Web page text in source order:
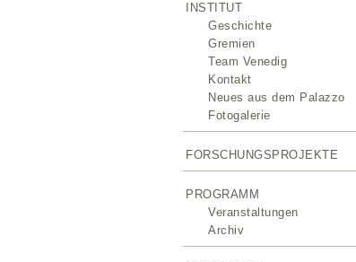
INSTITUT
Geschichte
Gremien
Team Venedig
Kontakt
Neues aus dem Palazzo
Fotogalerie
FORSCHUNGSPROJEKTE
PROGRAMM
Veranstaltungen
Archiv